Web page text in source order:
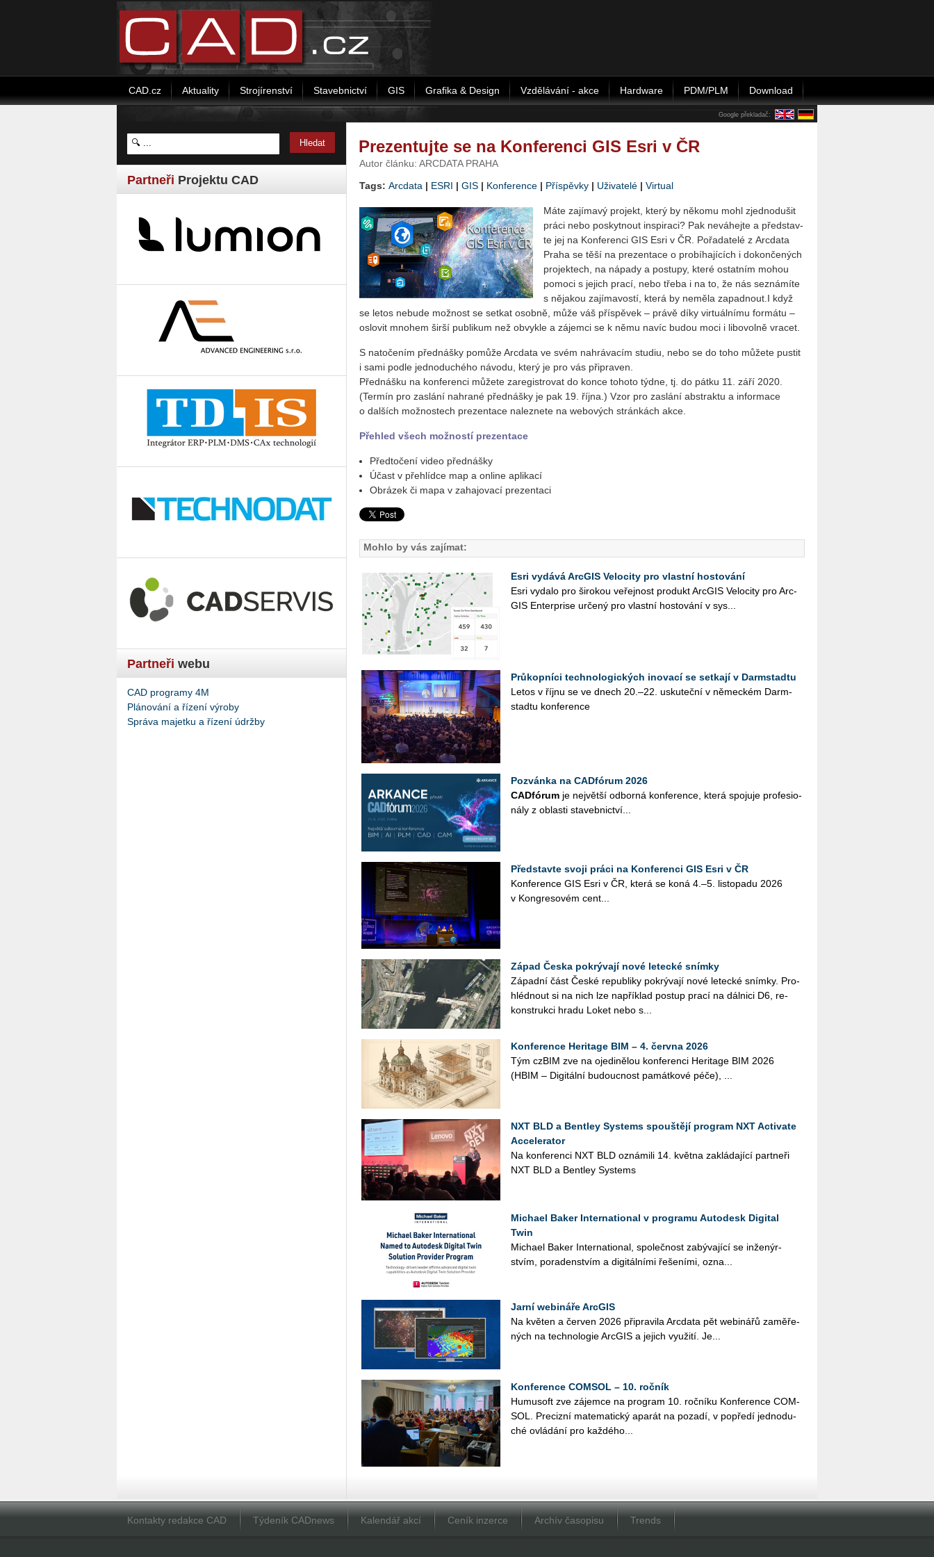
CAD.cz Aktuality Strojírenství Stavebnictví GIS Grafika & Design Vzdělávání - akce Hardware PDM/PLM Download
Google překladač:
Partneři Projektu CAD
Partneři webu
CAD programy 4M
Plánování a řízení výroby
Správa majetku a řízení údržby
Prezentujte se na Konferenci GIS Esri v ČR
Autor článku: ARCDATA PRAHA
Tags: Arcdata | ESRI | GIS | Konference | Příspěvky | Uživatelé | Virtual
Máte za­jí­ma­vý pro­jekt, který by ně­ko­mu mohl zjed­no­du­šit
práci nebo po­skyt­nout in­spi­ra­ci? Pak ne­vá­hej­te a před­stav­
te jej na Kon­fe­ren­ci GIS Esri v ČR. Po­řa­da­te­lé z Ar­c­da­ta
Praha se těší na pre­zen­ta­ce o pro­bí­ha­jí­cích i do­kon­če­ných
pro­jek­tech, na ná­pa­dy a po­stu­py, které ostat­ním mohou
po­mo­ci s je­jich prací, nebo třeba i na to, že nás se­zná­mí­te
s ně­ja­kou za­jí­ma­vos­tí, která by ne­mě­la za­pad­nout.I když
se letos ne­bu­de mož­nost se se­tkat osob­ně, může váš pří­spě­vek – právě díky vir­tu­ál­ní­mu for­má­tu –
oslo­vit mno­hem širší pu­b­li­kum než ob­vykle a zá­jem­ci se k ně­mu navíc budou moci i li­bo­vol­ně vra­cet.
S na­to­če­ním před­náš­ky po­mů­že Ar­c­da­ta ve svém na­hrá­va­cím stu­diu, nebo se do toho mů­že­te pus­tit
i sami podle jed­no­du­ché­ho ná­vo­du, který je pro vás při­pra­ven.
Před­náš­ku na kon­fe­ren­ci mů­že­te za­re­gis­tro­vat do konce to­ho­to týdne, tj. do pátku 11. září 2020.
(Ter­mín pro za­slá­ní na­hra­né před­náš­ky je pak 19. října.) Vzor pro za­slá­ní abs­trak­tu a in­for­ma­ce
o dal­ších mož­nos­tech pre­zen­ta­ce na­lez­ne­te na webo­vých strán­kách akce.
Pře­hled všech mož­nos­tí pre­zen­ta­ce
Před­to­če­ní video před­náš­ky
Účast v pře­hlíd­ce map a on­li­ne apli­ka­cí
Ob­rá­zek či mapa v za­ha­jo­va­cí pre­zen­ta­ci
Mohlo by vás zajímat:
Esri vydává ArcGIS Velocity pro vlastní hostování
Esri vy­da­lo pro ši­ro­kou ve­řej­nost pro­dukt Arc­GIS Ve­lo­ci­ty pro Arc­
GIS En­ter­pri­se ur­če­ný pro vlast­ní hos­to­vá­ní v sys­...
Průkopníci technologických inovací se setkají v Darmstadtu
Letos v říjnu se ve dnech 20.–22. usku­teč­ní v ně­mec­kém Darm­
sta­d­tu kon­fe­ren­ce
Pozvánka na CADfórum 2026
CAD­fó­rum je nej­vět­ší od­bor­ná kon­fe­ren­ce, která spo­ju­je pro­fe­si­o­
ná­ly z ob­las­ti sta­veb­nic­tví...
Představte svoji práci na Konferenci GIS Esri v ČR
Kon­fe­ren­ce GIS Esri v ČR, která se koná 4.–5. lis­to­pa­du 2026
v Kon­gre­so­vém cen­t­...
Západ Česka pokrývají nové letecké snímky
Zá­pad­ní část České re­pub­li­ky po­krý­va­jí nové le­tec­ké sním­ky. Pro­
hléd­nout si na nich lze na­pří­klad po­stup prací na dál­ni­ci D6, re­
kon­struk­ci hradu Loket nebo s...
Konference Heritage BIM – 4. června 2026
Tým czBIM zve na oje­di­ně­lou kon­fe­ren­ci He­ri­tage BIM 2026
(HBIM – Di­gi­tál­ní bu­douc­nost pa­mát­ko­vé péče), ...
NXT BLD a Bentley Systems spouštějí program NXT Activate
Accelerator
Na kon­fe­ren­ci NXT BLD ozná­mi­li 14. květ­na za­klá­da­jí­cí part­ne­ři
NXT BLD a Bent­ley Sys­tems
Michael Baker International v programu Autodesk Digital
Twin
Mi­cha­el Baker In­ter­nati­o­nal, spo­leč­nost za­bý­va­jí­cí se in­že­nýr­
stvím, po­ra­den­stvím a di­gi­tál­ní­mi ře­še­ní­mi, ozna...
Jarní webináře ArcGIS
Na kvě­ten a čer­ven 2026 při­pra­vi­la Arc­da­ta pět webi­ná­řů za­mě­ře­
ných na tech­no­lo­gie Ar­c­GIS a je­jich vy­u­ži­tí. Je...
Konference COMSOL – 10. ročník
Hu­mu­soft zve zá­jem­ce na pro­gram 10. roč­ní­ku Kon­fe­ren­ce COM­
SOL. Pre­ciz­ní ma­te­ma­tic­ký apa­rát na po­za­dí, v po­pře­dí jed­no­du­
ché ovlá­dá­ní pro kaž­dé­ho...
Kontakty redakce CAD Týdeník CADnews Kalendář akcí Ceník inzerce Archív časopisu Trends